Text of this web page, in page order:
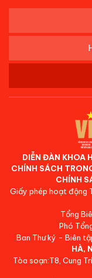
DIỄN ĐÀN KHOA
CHÍNH SÁCH
CHÍNH
Giấy phép hoạt động
Tổng
Phó
Ban Thư ký - Biên
HÀ,
Tòa soạn:T8, Cung